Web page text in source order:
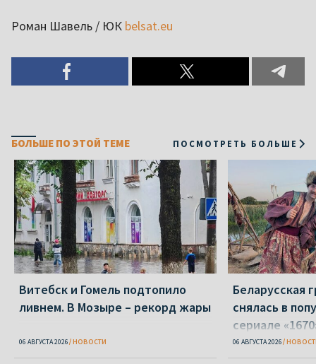
Роман Шавель / ЮК belsat.eu
БОЛЬШЕ ПО ЭТОЙ ТЕМЕ ПОСМОТРЕТЬ БОЛЬШЕ
Витебск и Гомель подтопило
ливнем. В Мозыре – рекорд жары
06 АВГУСТА 2026 НОВОСТИ
Беларусская
снялась в
сериале
06 АВГУСТА 2026